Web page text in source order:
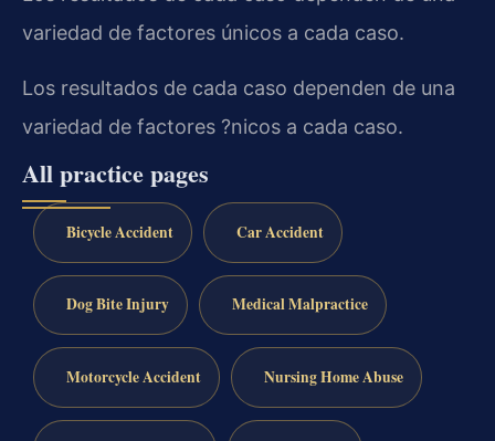
variedad de factores únicos a cada caso.
Los resultados de cada caso dependen de una
variedad de factores ?nicos a cada caso.
All practice pages
Bicycle Accident Car Accident
Dog Bite Injury Medical Malpractice
Motorcycle Accident Nursing Home Abuse